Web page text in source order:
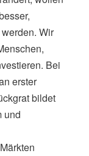
Wir
Bei
erster
bildet
und